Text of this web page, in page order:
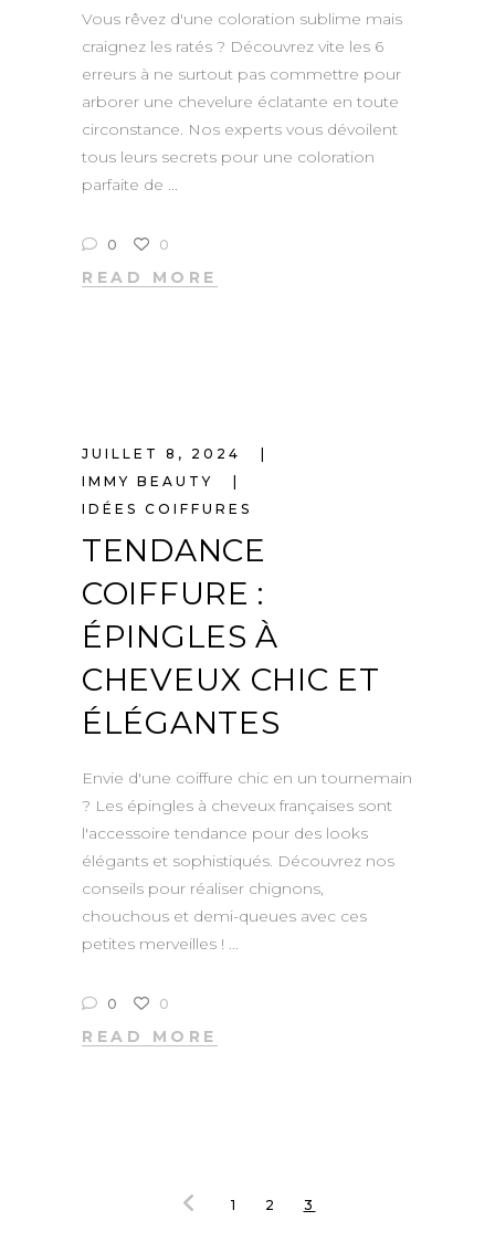
Vous rêvez d'une coloration sublime mais
craignez les ratés ? Découvrez vite les 6
erreurs à ne surtout pas commettre pour
arborer une chevelure éclatante en toute
circonstance. Nos experts vous dévoilent
tous leurs secrets pour une coloration
parfaite de
0 0
READ MORE
JUILLET 8, 2024
IMMY BEAUTY
IDÉES COIFFURES
TENDANCE
COIFFURE :
ÉPINGLES À
CHEVEUX CHIC ET
ÉLÉGANTES
Envie d'une coiffure chic en un tournemain
? Les épingles à cheveux françaises sont
l'accessoire tendance pour des looks
élégants et sophistiqués. Découvrez nos
conseils pour réaliser chignons,
chouchous et demi-queues avec ces
petites merveilles !
0 0
READ MORE
1 2 3